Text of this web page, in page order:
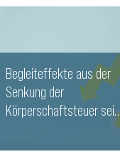
Begleiteffekte aus der
Senkung der
Körperschaftsteuer seit